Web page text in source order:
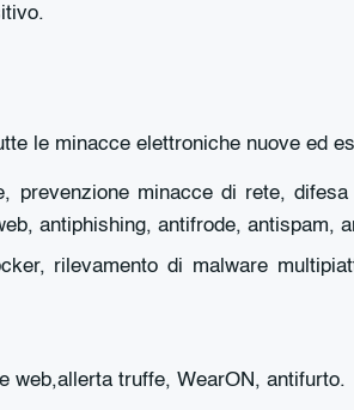
le minacce elettroniche nuove ed
prevenzione minacce di rete,
antiphishing, antifrode, antispam,
rilevamento di malware
web,allerta truffe, WearON, antifurto.